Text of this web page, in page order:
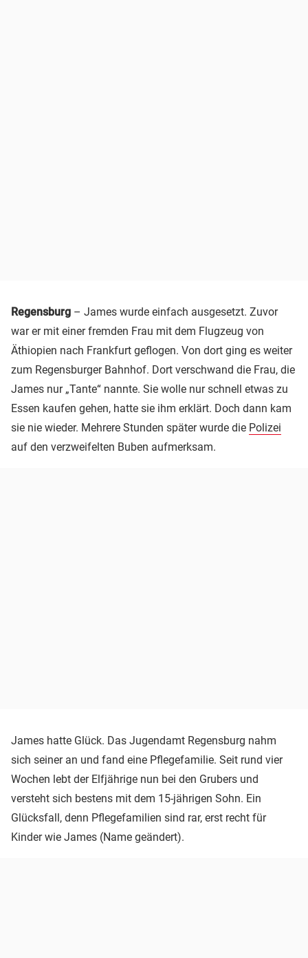
Regensburg – James wurde einfach ausgesetzt. Zuvor
war er mit einer fremden Frau mit dem Flugzeug von
Äthiopien nach Frankfurt geflogen. Von dort ging es weiter
zum Regensburger Bahnhof. Dort verschwand die Frau, die
James nur „Tante“ nannte. Sie wolle nur schnell etwas zu
Essen kaufen gehen, hatte sie ihm erklärt. Doch dann kam
sie nie wieder. Mehrere Stunden später wurde die Polizei
auf den verzweifelten Buben aufmerksam.
James hatte Glück. Das Jugendamt Regensburg nahm
sich seiner an und fand eine Pflegefamilie. Seit rund vier
Wochen lebt der Elfjährige nun bei den Grubers und
versteht sich bestens mit dem 15-jährigen Sohn. Ein
Glücksfall, denn Pflegefamilien sind rar, erst recht für
Kinder wie James (Name geändert).